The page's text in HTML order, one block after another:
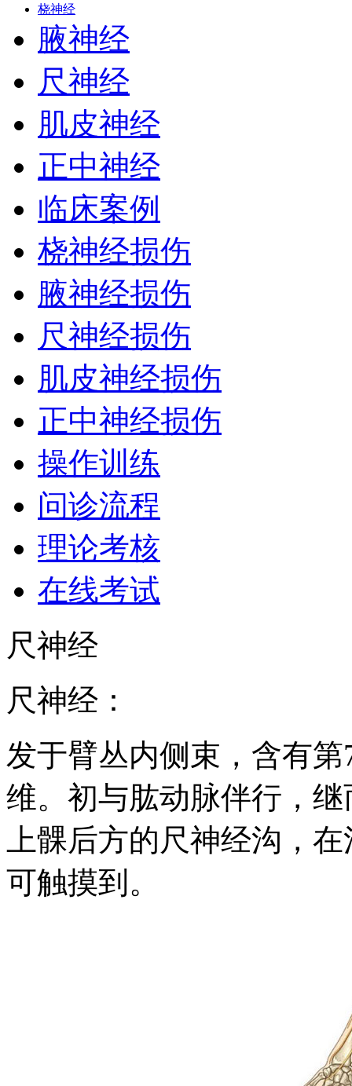
桡神经
腋神经
尺神经
肌皮神经
正中神经
临床案例
桡神经损伤
腋神经损伤
尺神经损伤
肌皮神经损伤
正中神经损伤
操作训练
问诊流程
理论考核
在线考试
尺神经
尺神经：
发于臂丛内侧束，含有
维。初与肱动脉伴行，
上髁后方的尺神经沟，
可触摸到。